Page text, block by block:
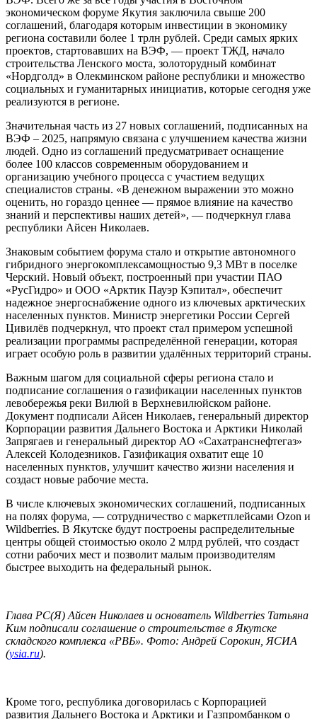
экономическом форуме Якутия заключила свыше 200
соглашений, благодаря которым инвестиции в экономику
региона составили более 1 трлн рублей. Среди самых ярких
проектов, стартовавших на ВЭФ, — проект ТЖД, начало
строительства Ленского моста, золоторудный комбинат
«Нордголд» в Олекминском районе республики и множество
социальных и гуманитарных инициатив, которые сегодня уже
реализуются в регионе.
Значительная часть из 27 новых соглашений, подписанных на
ВЭФ – 2025, напрямую связана с улучшением качества жизни
людей. Одно из соглашений предусматривает оснащение
более 100 классов современным оборудованием и
организацию учебного процесса с участием ведущих
специалистов страны. «В денежном выражении это можно
оценить, но гораздо ценнее — прямое влияние на качество
знаний и перспективы наших детей», — подчеркнул глава
республики Айсен Николаев.
Знаковым событием форума стало и открытие автономного
гибридного энергокомплексамощностью 9,3 МВт в поселке
Черский. Новый объект, построенный при участии ПАО
«РусГидро» и ООО «Арктик Пауэр Кэпитал», обеспечит
надежное энергоснабжение одного из ключевых арктических
населенных пунктов. Министр энергетики России Сергей
Цивилёв подчеркнул, что проект стал примером успешной
реализации программы распределённой генерации, которая
играет особую роль в развитии удалённых территорий страны.
Важным шагом для социальной сферы региона стало и
подписание соглашения о газификации населенных пунктов
левобережья реки Вилюй в Верхневилюйском районе.
Документ подписали Айсен Николаев, генеральный директор
Корпорации развития Дальнего Востока и Арктики Николай
Запрягаев и генеральный директор АО «Сахатранснефтегаз»
Алексей Колодезников. Газификация охватит еще 10
населенных пунктов, улучшит качество жизни населения и
создаст новые рабочие места.
В числе ключевых экономических соглашений, подписанных
на полях форума, — сотрудничество с маркетплейсами Ozon и
Wildberries. В Якутске будут построены распределительные
центры общей стоимостью около 2 млрд рублей, что создаст
сотни рабочих мест и позволит малым производителям
быстрее выходить на федеральный рынок.
Глава РС(Я) Айсен Николаев и основатель Wildberries Татьяна
Ким подписали соглашение о строительстве в Якутске
складского комплекса «РВБ». Фото: Андрей Сорокин, ЯСИА
(ysia.ru).
Кроме того, республика договорилась с Корпорацией
развития Дальнего Востока и Арктики и Газпромбанком о